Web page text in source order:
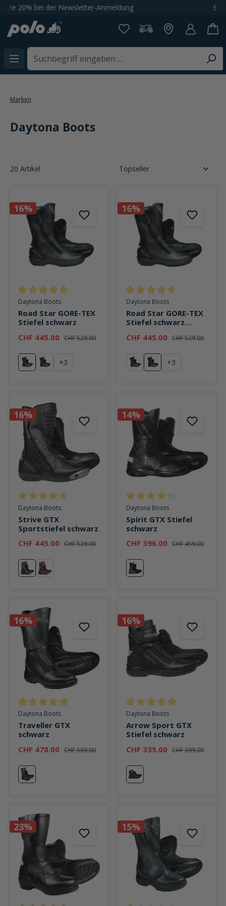
springen 65'000+ Artikel bei POLO Motorrad
Marken
Daytona Boots
20 Artikel
16%
Durchschnittliche Bewertung von 4.7 von 5 Sternen
Daytona Boots
Road Star GORE-TEX
Stiefel schwarz
CHF 445.00 CHF 529.00
schwarz
rot
+3
16%
Durchschnittliche Bewertung
Daytona Boots
Road Star GORE-TEX
Stiefel schwarz
CHF 445.00 CHF 529.00
schwarz
blau
+3
16%
Durchschnittliche Bewertung von 4.8 von 5 Sternen
Daytona Boots
Strive GTX
Sportstiefel schwarz
CHF 445.00 CHF 529.00
schwarz
rot
14%
Durchschnittliche Bewertung
Daytona Boots
Spirit GTX Stiefel
schwarz
CHF 396.00 CHF 459.00
schwarz
16%
Durchschnittliche Bewertung von 5 von 5 Sternen
Daytona Boots
Traveller GTX
schwarz
CHF 478.00 CHF 569.00
schwarz
16%
Durchschnittliche Bewertung
Daytona Boots
Arrow Sport GTX
Stiefel schwarz
CHF 335.00 CHF 399.00
schwarz
23% 15%